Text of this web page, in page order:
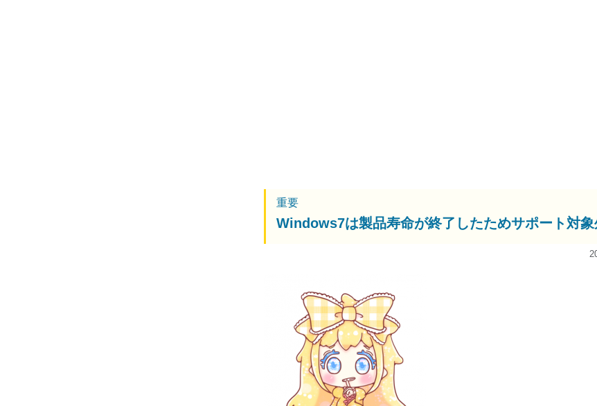
重要
Windows7は製品寿命が終了したためサポート対